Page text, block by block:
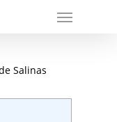
Menu
Salinas